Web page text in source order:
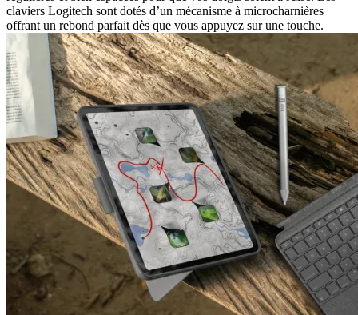
claviers Logitech sont dotés d’un mécanisme à microcharnières
offrant un rebond parfait dès que vous appuyez sur une touche.